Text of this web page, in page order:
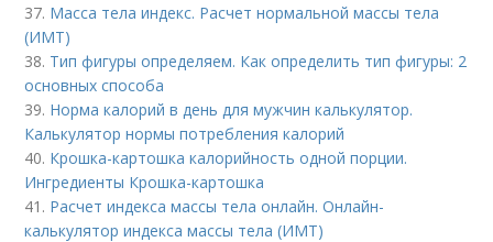
37. Масса тела индекс. Расчет нормальной массы тела
(ИМТ)
38. Тип фигуры определяем. Как определить тип фигуры: 2
основных способа
39. Норма калорий в день для мужчин калькулятор.
Калькулятор нормы потребления калорий
40. Крошка-картошка калорийность одной порции.
Ингредиенты Крошка-картошка
41. Расчет индекса массы тела онлайн. Онлайн-
калькулятор индекса массы тела (ИМТ)